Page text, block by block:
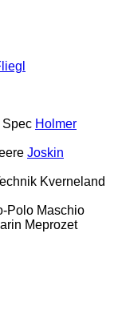
Spec Holmer
Joskin
Kverneland
Polo Maschio
Meprozet